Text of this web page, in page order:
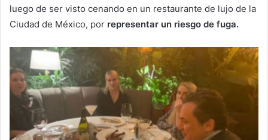
luego de ser visto cenando en un restaurante de lujo de la
Ciudad de México, por representar un riesgo de fuga.